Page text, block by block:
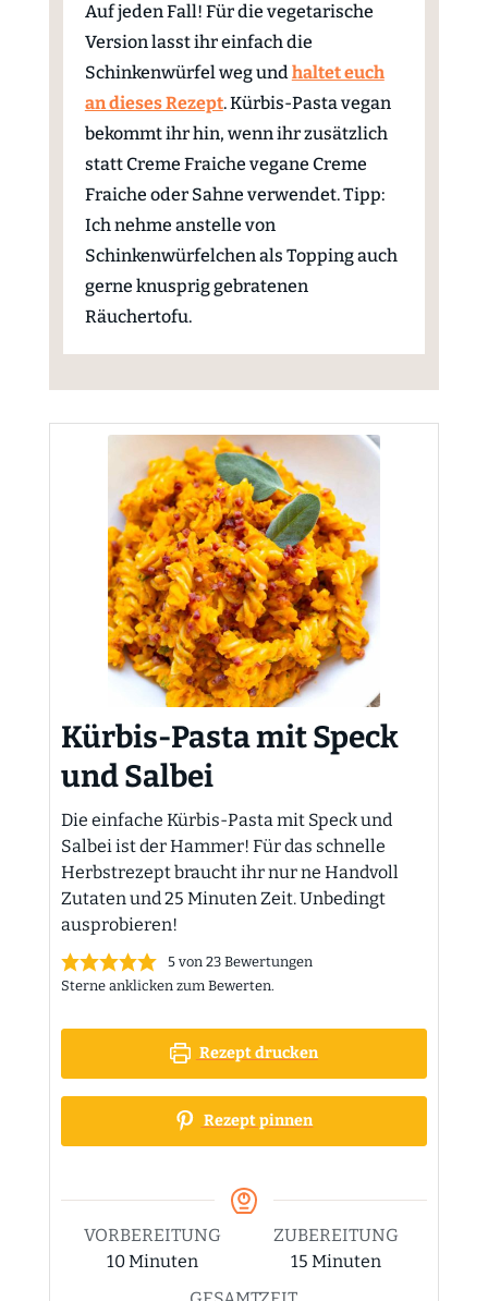
Auf jeden Fall! Für die vegetarische
Version lasst ihr einfach die
Schinkenwürfel weg undhaltet euch
an dieses Rezept. Kürbis-Pasta vegan
bekommt ihr hin, wenn ihr zusätzlich
statt Creme Fraiche vegane Creme
Fraiche oder Sahne verwendet. Tipp:
Ich nehme anstelle von
Schinkenwürfelchen als Topping auch
gerne knusprig gebratenen
Räuchertofu.
Kürbis-Pasta mit Speck
und Salbei
Die einfache Kürbis-Pasta mit Speck und
Salbei ist der Hammer! Für das schnelle
Herbstrezept braucht ihr nur ne Handvoll
Zutaten und 25 Minuten Zeit. Unbedingt
ausprobieren!
5von 23Bewertungen
Sterne anklicken zum Bewerten.
Rezept drucken
Rezept pinnen
VORBEREITUNG
10Minuten
Minuten
ZUBEREITUNG
15Minuten
Minuten